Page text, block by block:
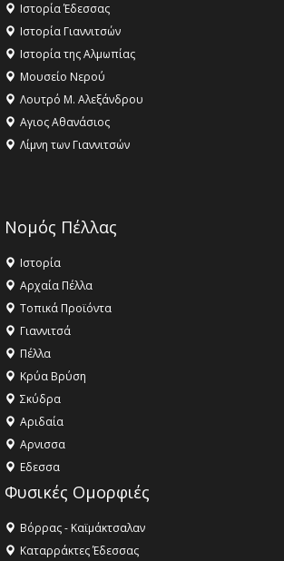
Ιστορία Έδεσσας
Ιστορία Γιαννιτσών
Ιστορία της Αλμωπίας
Μουσείο Νερού
Λουτρό Μ. Αλεξάνδρου
Αγιος Αθανάσιος
Λίμνη των Γιαννιτσών
Νομός Πέλλας
Ιστορία
Αρχαία Πέλλα
Τοπικά Προϊόντα
Γιαννιτσά
Πέλλα
Κρύα Βρύση
Σκύδρα
Αριδαία
Aρνισσα
Eδεσσα
Φυσικές Ομορφιές
Βόρρας - Καϊμάκτσαλαν
Καταρράκτες Έδεσσας